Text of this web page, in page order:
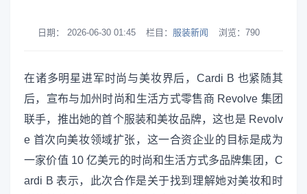
日期： 2026-06-30 01:45 栏目： 服装新闻 浏览： 790
在诸多明星进军时尚与美妆界后，Cardi B 也紧随其
后，宣布与加州时尚和生活方式零售商 Revolve 集团
联手，推出她的首个服装和美妆品牌，这也是 Revolv
e 首次向美妆领域扩张，这一合资企业的目标是成为
一家价值 10 亿美元的时尚和生活方式多品牌集团，C
ardi B 表示，此次合作是关于找到理解她对美妆和时